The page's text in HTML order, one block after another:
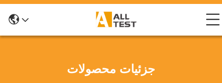
جزئیات محصولات